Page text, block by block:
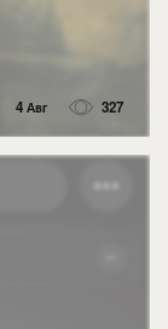
4 Авг 327